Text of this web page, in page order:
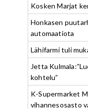
Kosken Marjat
Honkasen
automaatiota
Lähifarmi tuli
Jetta
kohtelu”
K-Supermarket
vihannesosasto